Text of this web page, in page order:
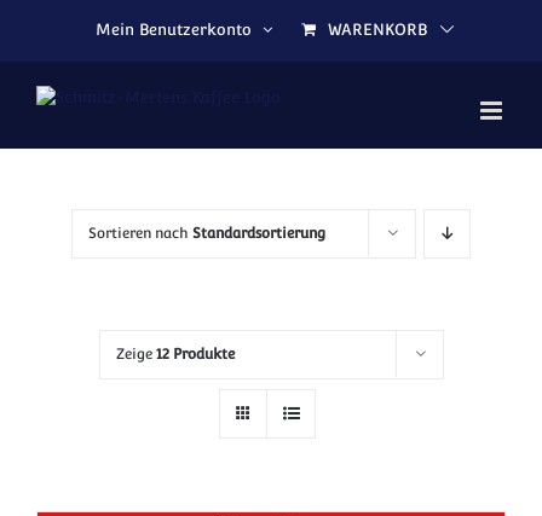
Mein Benutzerkonto
WARENKORB
Sortieren nach Standardsortierung
Zeige 12 Produkte